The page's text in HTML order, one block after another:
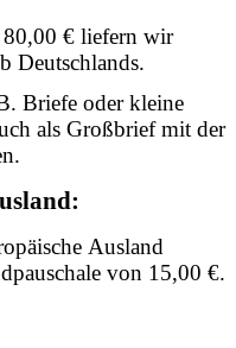
€ liefern wir
Deutschlands.
Briefe oder kleine
als Großbrief mit der
Ausland
von 15,00 €.